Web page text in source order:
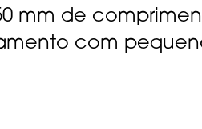
mm de
com